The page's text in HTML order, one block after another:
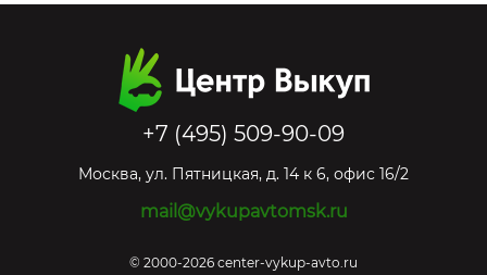
+7 (495) 509-90-09
Москва, ул. Пятницкая, д. 14 к 6, офис 16/2
mail@vykupavtomsk.ru
© 2000-2026 center-vykup-avto.ru